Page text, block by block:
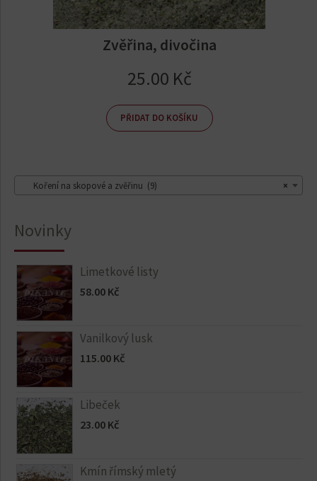
Zvěřina, divočina
25.00 Kč
PŘIDAT DO KOŠÍKU
×
Koření na skopové a zvěřinu (9)
Novinky
Limetkové listy
58.00 Kč
Vanilkový lusk
115.00 Kč
Libeček
23.00 Kč
Kmín římský mletý